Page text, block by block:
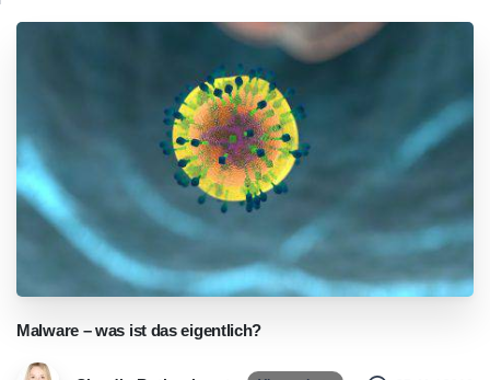
Malware – was ist das eigentlich?